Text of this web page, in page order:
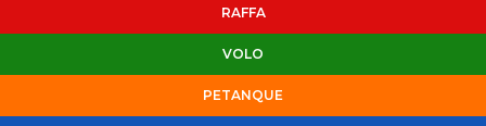
RAFFA
VOLO
PETANQUE